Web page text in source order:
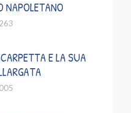
NAPOLETANO
E LA SUA